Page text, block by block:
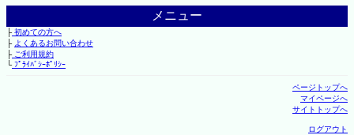
メニュー
├初めての方へ
├ よくあるお問い合わせ
├ご利用規約
└ﾌﾟﾗｲﾊﾞｼｰﾎﾟﾘｼｰ
ページトップへ
マイページへ
サイトトップへ
ログアウト